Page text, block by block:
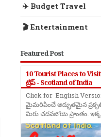
✈️ Budget Travel
🎬 Entertainment
Featured Post
10 Tourist Places to
ట్రిప్ - Scotland of India
Click for English
మైమరిపించే అద్భుతమైన
మీరు చదవబోయె ప్రాంతం.